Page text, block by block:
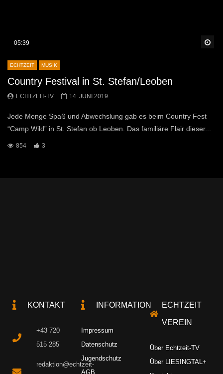
05:39
ECHTZEIT MUSIK
Country Festival in St. Stefan/Leoben
ECHTZEIT-TV 14. JUNI 2019
Jede Menge Spaß und Abwechslung gab es beim Country Fest
“Camp Wild” in St. Stefan ob Leoben. Das familiäre Flair dieser...
854 3
KONTAKT
+43 720
515 285
redaktion@echtzeit-
INFORMATION
Impressum
Datenschutz
Jugendschutz
AGB
ECHTZEIT
VEREIN
Über Echtzeit-TV
Über LIESINGTAL+